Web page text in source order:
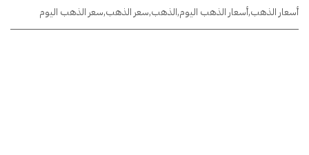
أسعار الذهب,أسعار الذهب اليوم,الذهب,سعر الذهب,سعر الذهب اليوم